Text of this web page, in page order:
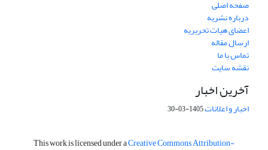
صفحه اصلی
درباره نشریه
اعضای هیات تحریریه
ارسال مقاله
تماس با ما
نقشه سایت
آخرین اخبار
اخبار و اعلانات1405-03-30
This work is licensed under aCreative Commons Attribution-